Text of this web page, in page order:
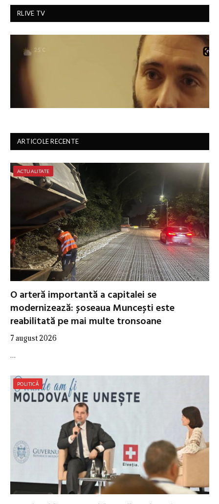
RLIVE TV
ARTICOLE RECENTE
ACTUALITATE
O arteră importantă a capitalei se
modernizează: șoseaua Muncești este
reabilitată pe mai multe tronsoane
7 august 2026
…
POLITICĂ